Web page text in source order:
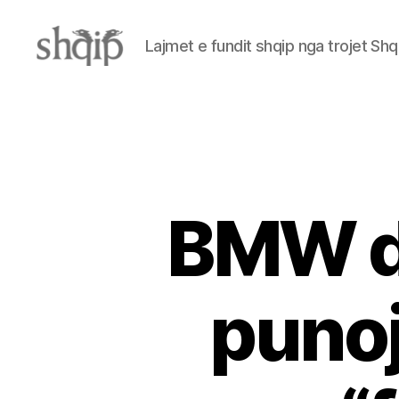
Lajmet e fundit shqip nga trojet
BMW